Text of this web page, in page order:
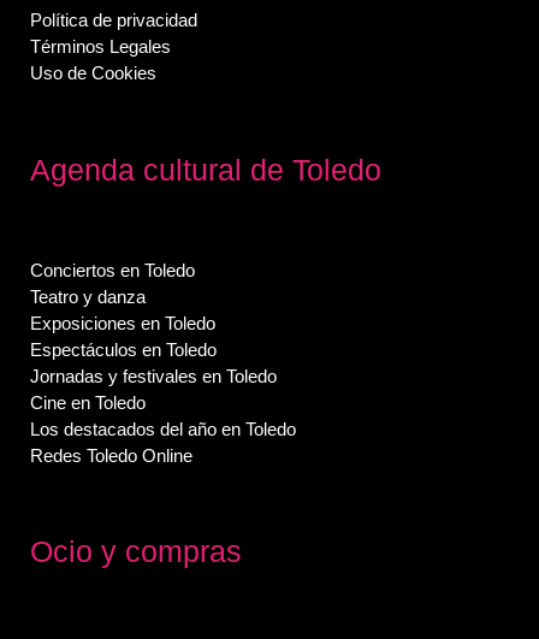
Política de privacidad
Términos Legales
Uso de Cookies
Agenda cultural de Toledo
Conciertos en Toledo
Teatro y danza
Exposiciones en Toledo
Espectáculos en Toledo
Jornadas y festivales en Toledo
Cine en Toledo
Los destacados del año en Toledo
Redes Toledo Online
Ocio y compras